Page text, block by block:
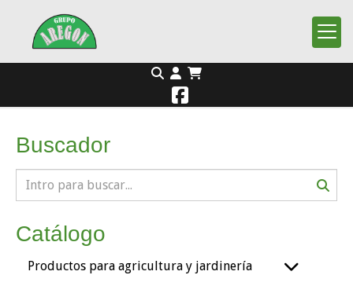
Buscador
Catálogo
Productos para agricultura y jardinería